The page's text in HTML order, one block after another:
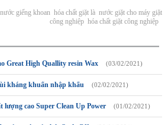
giếng khoan hóa chất giặt là nước giặt cho máy giặt
công nghiệp hóa chất giặt công nghiệp
Great High Quallity resin Wax (03/02/2021)
kháng khuẩn nhập khẩu (02/02/2021)
lượng cao Super Clean Up Power (01/02/2021)